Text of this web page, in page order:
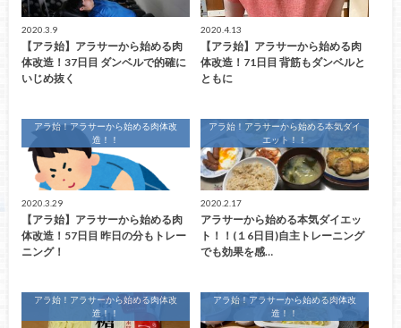
2020.3.9
【アラ始】アラサーから始める肉
体改造！37日目 ダンベルで的確に
いじめ抜く
2020.4.13
【アラ始】アラサーから始める肉
体改造！71日目 背筋もダンベルと
ともに
アラ始！アラサーから始める肉体改
造！！
2020.3.29
【アラ始】アラサーから始める肉
体改造！57日目 昨日の分もトレー
ニング！
アラ始！アラサーから始める本気ダイ
エット！！
2020.2.17
アラサーから始める本気ダイエッ
ト！！(１6日目)自主トレーニング
でも効果を感…
アラ始！アラサーから始める肉体改
造！！
アラ始！アラサーから始める肉体改
造！！